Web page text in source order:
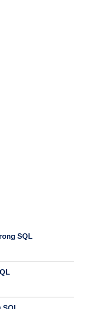
SQL